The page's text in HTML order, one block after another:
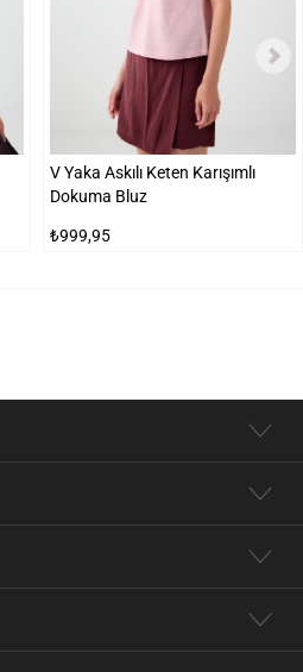
V Yaka Askılı Keten Karışımlı
Dokuma Bluz
₺999,95